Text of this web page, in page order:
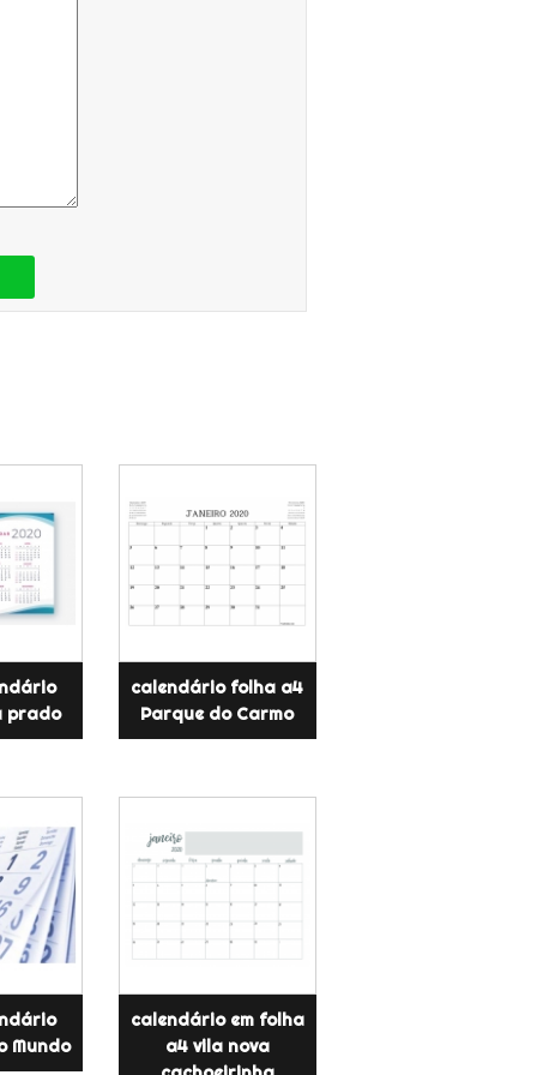
prado
calendário folha a4
Parque do Carmo
Mundo
calendário em folha
a4 vila nova